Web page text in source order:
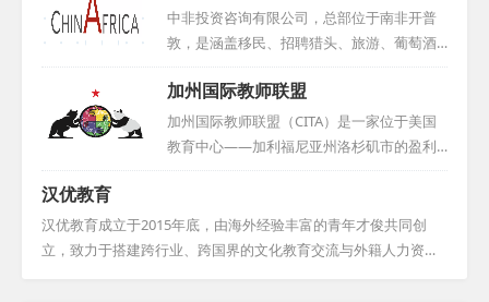
教师培训中心、普特茅斯大学，以及Experie
nce English教师培训学校和普特茅斯语言学
人才选拔与输送服务。...
各类教学机构、企事业单位及个人提供一对
一英语外教服务。我们严格筛选每一位外教
候选人，本地外教必经面对面面试与Demo展
示，外地外教则通过电话或网络面试。我们
杜绝随意推荐，确保深入了解每位外教的背
景与期望。我们对外教候选人要求严格，必
经验。在服务期间，无论何种原因解约，我
们都将提供无限次免...
中非投资咨询有限公司，总部位于南非开普
敦，是涵盖移民、招聘猎头、旅游、葡萄酒
业及商贸的综合性企业。多年来，集团致力
于深化南非与中国的经贸往来、文化交流与
人员互动，已成长为两国间企业合作与人员
交流的关键纽带。旗下中非投资咨询有限公
司，专注于外籍人才招聘、管理、服务及推
高校紧密合作，保障外教资源的稳定供应。
公司不仅为国内教育机构引进优质外教，更
加州国际教师联盟
加州国际教师联盟（CITA）是一家位于美国
教育中心——加利福尼亚州洛杉矶市的盈利
性学术机构，专注于教师和教研工作。它的
心，以及2007年由Camp China中华营美国教
师团体创建的Camp China国际教师俱乐部。
汉优教育
汉优教育成立于2015年底，由海外经验丰富的青年才俊共同创
立，致力于搭建跨行业、跨国界的文化教育交流与外籍人力资源